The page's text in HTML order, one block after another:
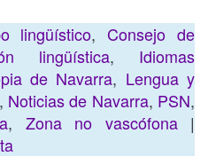
lingüístico,Consejo de
lingüística, Idiomas
de Navarra, Lengua y
Noticias de Navarra, PSN,
, Zona no vascófona|